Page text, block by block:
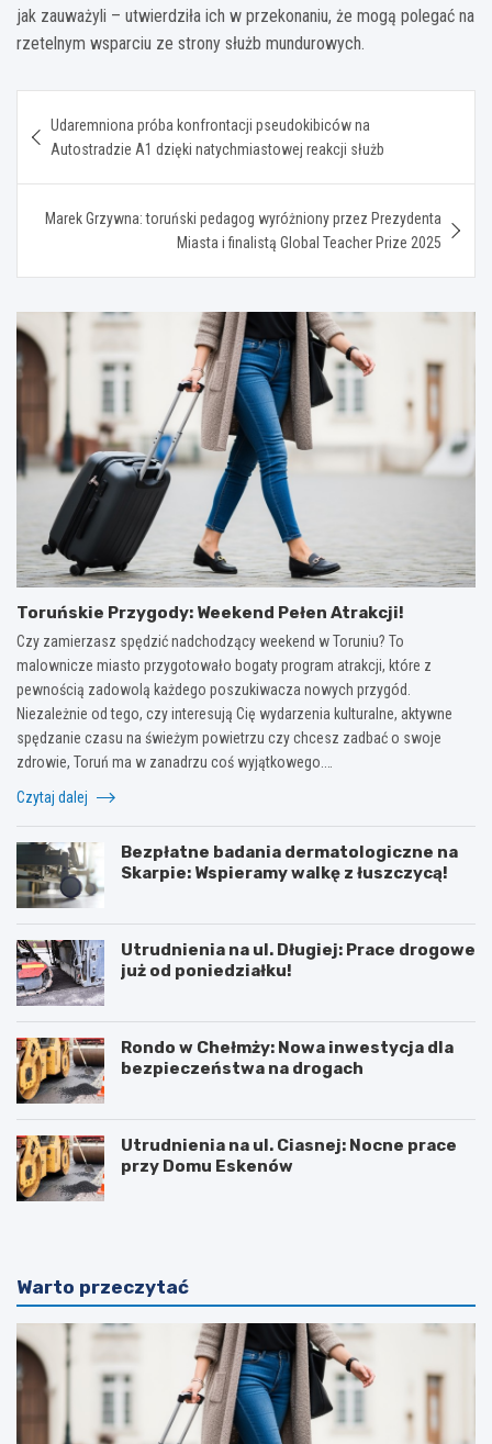
jak zauważyli – utwierdziła ich w przekonaniu, że mogą polegać na
rzetelnym wsparciu ze strony służb mundurowych.
wpisu
Udaremniona próba konfrontacji pseudokibiców na
Autostradzie A1 dzięki natychmiastowej reakcji służb
Marek Grzywna: toruński pedagog wyróżniony przez Prezydenta
Miasta i finalistą Global Teacher Prize 2025
Toruńskie Przygody: Weekend Pełen Atrakcji!
Czy zamierzasz spędzić nadchodzący weekend w Toruniu? To
malownicze miasto przygotowało bogaty program atrakcji, które z
pewnością zadowolą każdego poszukiwacza nowych przygód.
Niezależnie od tego, czy interesują Cię wydarzenia kulturalne, aktywne
spędzanie czasu na świeżym powietrzu czy chcesz zadbać o swoje
zdrowie, Toruń ma w zanadrzu coś wyjątkowego.…
Czytaj dalej
Bezpłatne badania dermatologiczne na
Skarpie: Wspieramy walkę z łuszczycą!
Utrudnienia na ul. Długiej: Prace drogowe
już od poniedziałku!
Rondo w Chełmży: Nowa inwestycja dla
bezpieczeństwa na drogach
Utrudnienia na ul. Ciasnej: Nocne prace
przy Domu Eskenów
Warto przeczytać